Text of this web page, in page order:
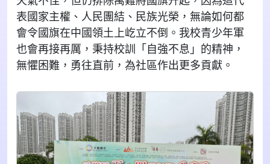
表國家主權、人民團結、民族光榮，無論如何都
會令國旗在中國領土上屹立不倒。我校青少年軍
也會再接再厲，秉持校訓「自強不息」的精神，
無懼困難，勇往直前，為社區作出更多貢獻。